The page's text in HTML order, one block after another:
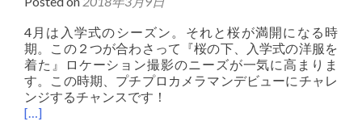
4月は入学式のシーズン。それと桜が満開になる時
期。この２つが合わさって『桜の下、入学式の洋服を
着た』ロケーション撮影のニーズが一気に高まりま
す。この時期、プチプロカメラマンデビューにチャレ
ンジするチャンスです！
[…]